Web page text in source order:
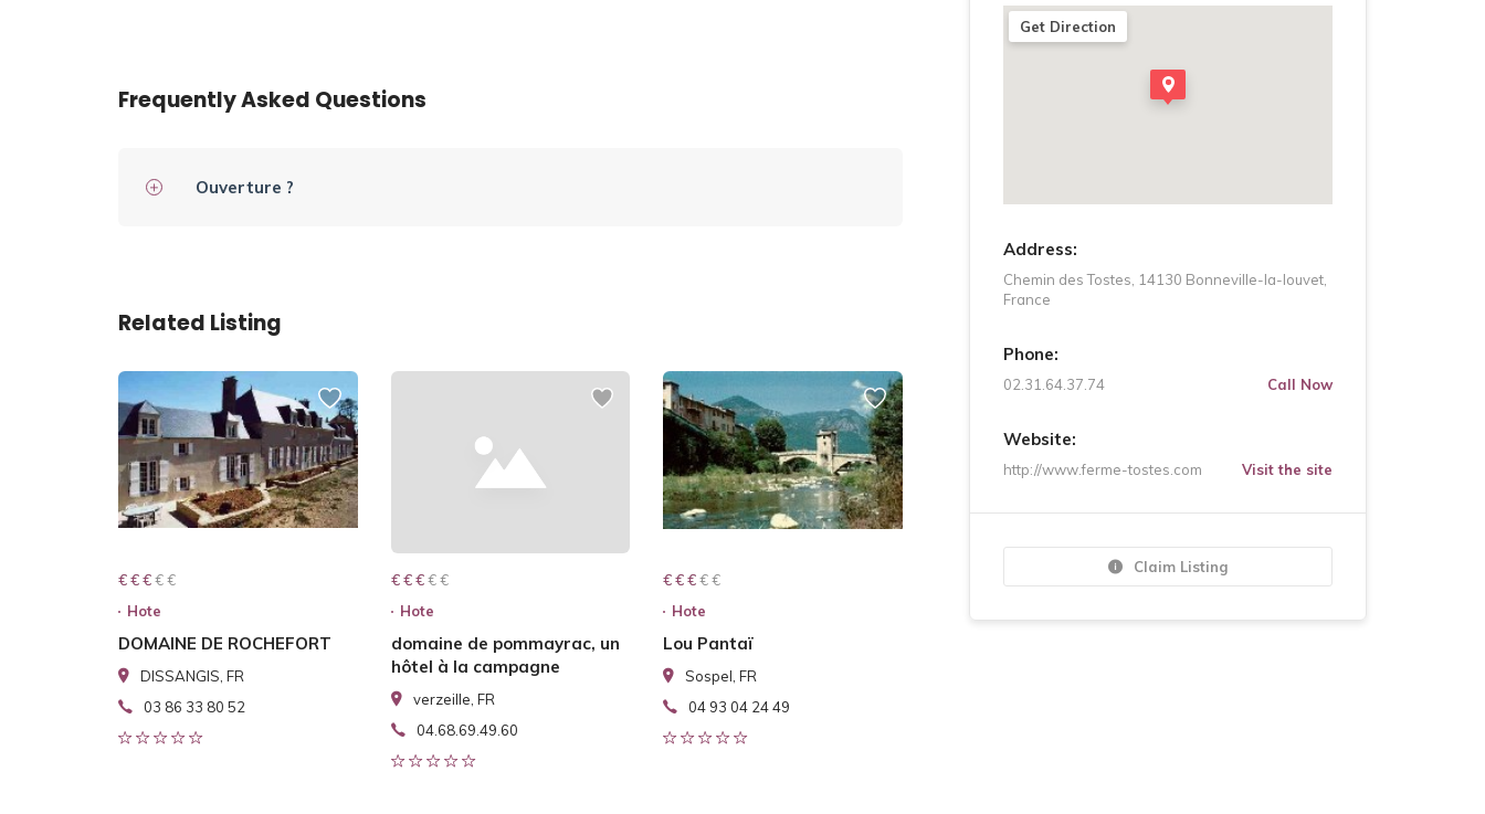
Frequently Asked Questions
Ouverture ?
Related Listing
€ € € € €
€ € €
Hote
DOMAINE DE ROCHEFORT
DISSANGIS, FR
03 86 33 80 52
€ € € € €
€ € €
Hote
domaine de pommayrac, un
hôtel à la campagne
verzeille, FR
04.68.69.49.60
€ € € € €
€ € €
Hote
Lou Pantaï
Sospel, FR
04 93 04 24 49
Get Direction
Address:
Chemin des Tostes, 14130 Bonneville-la-louvet,
France
Phone:
02.31.64.37.74 Call Now
Website:
http://www.ferme-tostes.com Visit the site
Claim Listing